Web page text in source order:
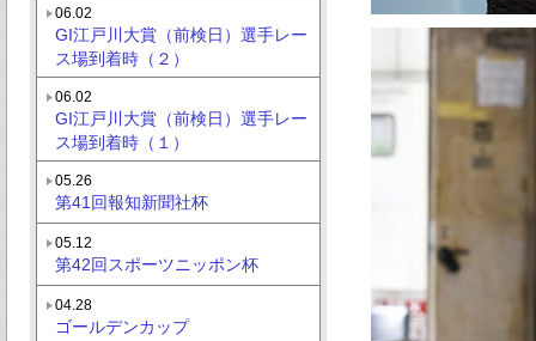
06.02
GI江戸川大賞（前検日）選手レー
ス場到着時（２）
06.02
GI江戸川大賞（前検日）選手レー
ス場到着時（１）
05.26
第41回報知新聞社杯
05.12
第42回スポーツニッポン杯
04.28
ゴールデンカップ